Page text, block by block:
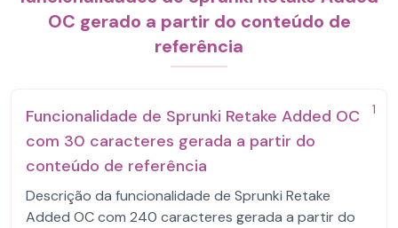
OC gerado a partir do conteúdo de
referência
1
Funcionalidade de Sprunki Retake Added OC
com 30 caracteres gerada a partir do
conteúdo de referência
Descrição da funcionalidade de Sprunki Retake
Added OC com 240 caracteres gerada a partir do